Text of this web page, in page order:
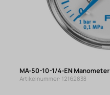
MA-50-10-1/4-EN Manometer
Artikelnummer: 12162838